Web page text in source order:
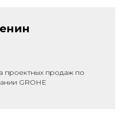
проектных продаж по
GROHE